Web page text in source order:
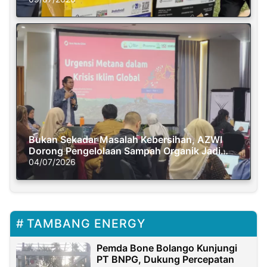
Bukan Sekadar Masalah Kebersihan, AZWI
Dorong Pengelolaan Sampah Organik Jadi
Solusi Krisis Iklim
04/07/2026
TAMBANG ENERGY
Pemda Bone Bolango Kunjungi
PT BNPG, Dukung Percepatan